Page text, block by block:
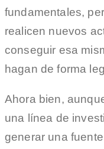
fundamentales,
realicen nuevos
conseguir esa
hagan de forma
Ahora bien,
una línea de
generar una